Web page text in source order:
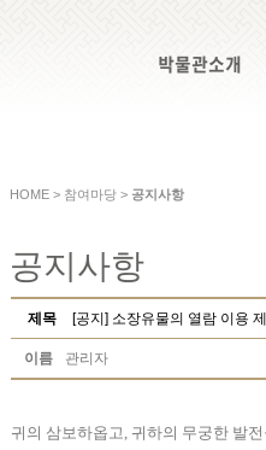
박물관소개
HOME > 참여마당 > 공지사항
공지사항
제목 [공지] 소장유물의 열람 이용
이름 관리자
귀의 삼보하옵고, 귀하의 무궁한 발